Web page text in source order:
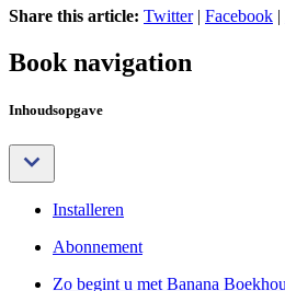
Share this article: Twitter| Facebook |
Book navigation
Inhoudsopgave
Installeren
Abonnement
Zo begint u met Banana